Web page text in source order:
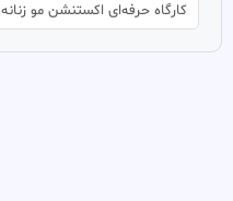
کارگاه حرفه‌ای اکستنشن مو زنانه